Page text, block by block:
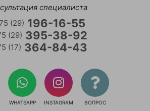
специалиста
(29) 196-16-55
(29) 395-38-92
(17) 364-84-43
WHATSAPP INSTAGRAM ВОПРОС